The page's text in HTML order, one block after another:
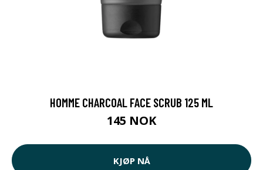
HOMME CHARCOAL FACE SCRUB 125 ML
145 NOK
KJØP NÅ